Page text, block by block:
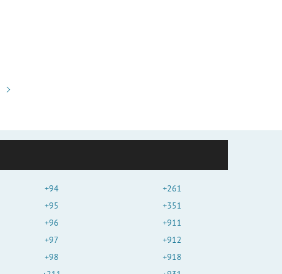
+94
+95
+96
+97
+98
+261
+351
+911
+912
+918